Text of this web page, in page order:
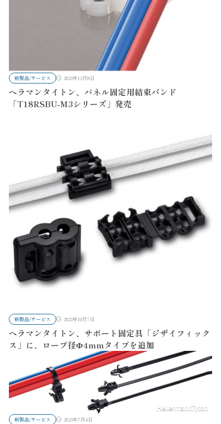
新製品/サービス 2023年12月8日
ヘラマンタイトン、パネル固定用結束バンド
「T18RSBU-M3シリーズ」発売
新製品/サービス 2023年10月7日
ヘラマンタイトン、サポート固定具「ジザイフィック
ス」に、ロープ径Φ4mmタイプを追加
新製品/サービス 2023年7月4日